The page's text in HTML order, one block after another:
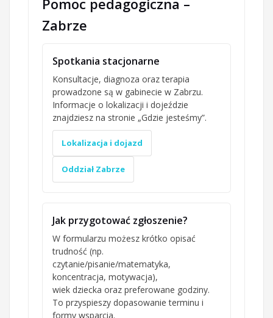
Pomoc pedagogiczna –
Zabrze
Spotkania stacjonarne
Konsultacje, diagnoza oraz terapia
prowadzone są w gabinecie w Zabrzu.
Informacje o lokalizacji i dojeździe
znajdziesz na stronie „Gdzie jesteśmy”.
Lokalizacja i dojazd
Oddział Zabrze
Jak przygotować zgłoszenie?
W formularzu możesz krótko opisać
trudność (np.
czytanie/pisanie/matematyka,
koncentracja, motywacja),
wiek dziecka oraz preferowane godziny.
To przyspieszy dopasowanie terminu i
formy wsparcia.